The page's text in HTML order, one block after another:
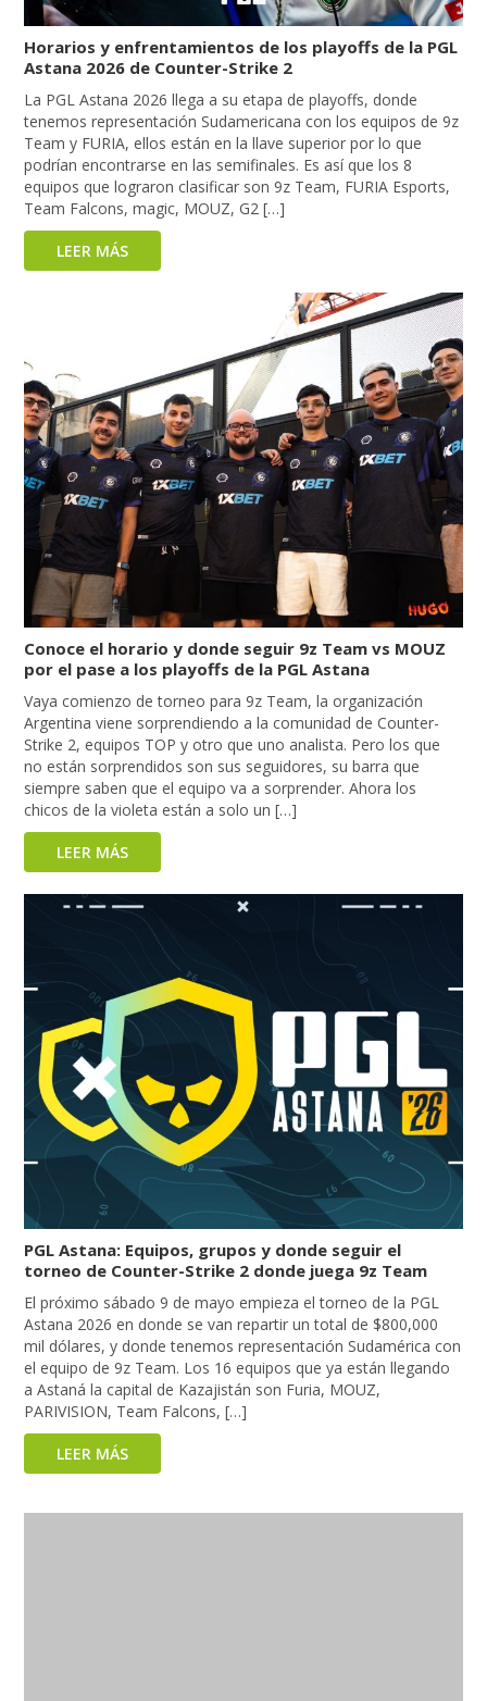
Horarios y enfrentamientos de los playoffs de la PGL
Astana 2026 de Counter-Strike 2
La PGL Astana 2026 llega a su etapa de playoffs, donde
tenemos representación Sudamericana con los equipos de 9z
Team y FURIA, ellos están en la llave superior por lo que
podrían encontrarse en las semifinales. Es así que los 8
equipos que lograron clasificar son 9z Team, FURIA Esports,
Team Falcons, magic, MOUZ, G2 […]
LEER MÁS
Conoce el horario y donde seguir 9z Team vs MOUZ
por el pase a los playoffs de la PGL Astana
Vaya comienzo de torneo para 9z Team, la organización
Argentina viene sorprendiendo a la comunidad de Counter-
Strike 2, equipos TOP y otro que uno analista. Pero los que
no están sorprendidos son sus seguidores, su barra que
siempre saben que el equipo va a sorprender. Ahora los
chicos de la violeta están a solo un […]
LEER MÁS
PGL Astana: Equipos, grupos y donde seguir el
torneo de Counter-Strike 2 donde juega 9z Team
El próximo sábado 9 de mayo empieza el torneo de la PGL
Astana 2026 en donde se van repartir un total de $800,000
mil dólares, y donde tenemos representación Sudamérica con
el equipo de 9z Team. Los 16 equipos que ya están llegando
a Astaná la capital de Kazajistán son Furia, MOUZ,
PARIVISION, Team Falcons, […]
LEER MÁS